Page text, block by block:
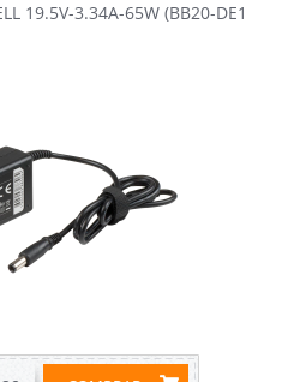
19.5V-3.34A-65W (BB20-DE1